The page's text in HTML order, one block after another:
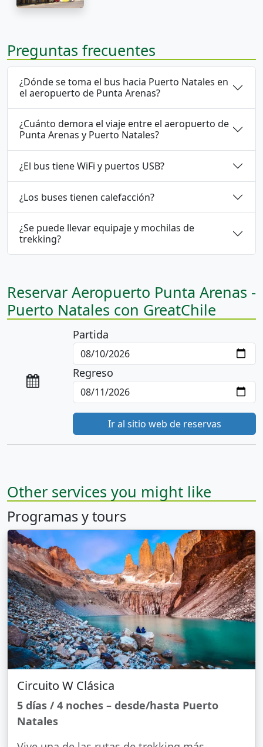
Preguntas frecuentes
¿Dónde se toma el bus hacia Puerto Natales en
el aeropuerto de Punta Arenas?
¿Cuánto demora el viaje entre el aeropuerto de
Punta Arenas y Puerto Natales?
¿El bus tiene WiFi y puertos USB?
¿Los buses tienen calefacción?
¿Se puede llevar equipaje y mochilas de
trekking?
Reservar Aeropuerto Punta Arenas -
Puerto Natales con GreatChile
Partida
Regreso
Ir al sitio web de reservas
Other services you might like
Programas y tours
Circuito W Clásica
5 días / 4 noches – desde/hasta Puerto
Natales